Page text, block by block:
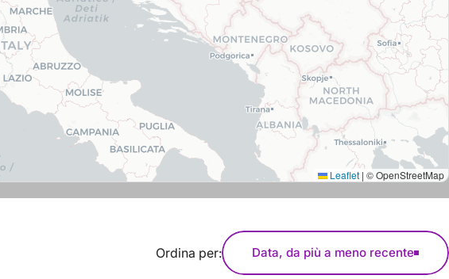
Leaflet | © OpenStreetMap
Ordina per: Data, da più a meno recente